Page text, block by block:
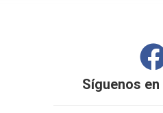
Síguenos en